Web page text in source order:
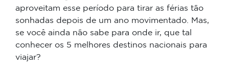
aproveitam esse período para tirar as férias tão
sonhadas depois de um ano movimentado. Mas,
se você ainda não sabe para onde ir, que tal
conhecer os 5 melhores destinos nacionais para
viajar?